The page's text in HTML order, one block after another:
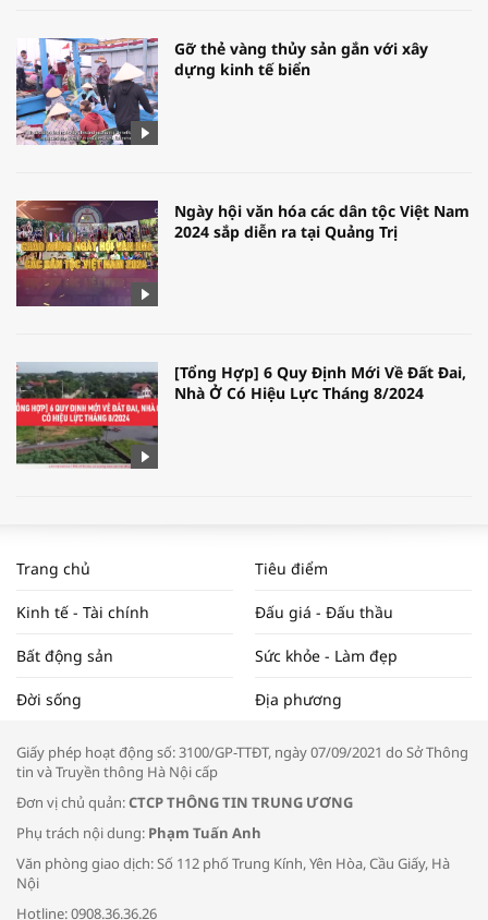
Gỡ thẻ vàng thủy sản gắn với xây
dựng kinh tế biển
Ngày hội văn hóa các dân tộc Việt Nam
2024 sắp diễn ra tại Quảng Trị
[Tổng Hợp] 6 Quy Định Mới Về Đất Đai,
Nhà Ở Có Hiệu Lực Tháng 8/2024
NAM NĂM 2024 VÀ NĂM 2025 | NHỊP
ĐẬP THỊ TRƯỜNG #62
Tọa đàm “Xúc tiến thương mại: Khơi
Bác sĩ tư vấn cách phòng tránh bệnh
đường hô hấp trong thời tiết giao mùa
Trang chủ Tiêu điểm
Kinh tế - Tài chính Đấu giá - Đấu thầu
Bất động sản Sức khỏe - Làm đẹp
Đời sống Địa phương
Giấy phép hoạt động số: 3100/GP-TTĐT, ngày 07/09/2021 do Sở Thông
tin và Truyền thông Hà Nội cấp
Đơn vị chủ quản:CTCP THÔNG TIN TRUNG ƯƠNG
Phụ trách nội dung: Phạm Tuấn Anh
Văn phòng giao dịch: Số 112 phố Trung Kính, Yên Hòa, Cầu Giấy, Hà
Nội
Hotline: 0908.36.36.26